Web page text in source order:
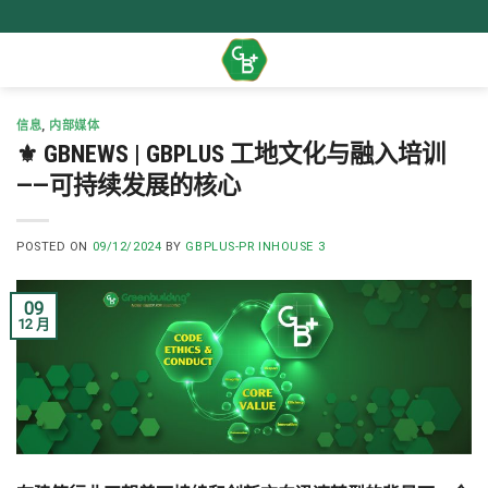
to
信息, 内部媒体
⚜️ GBNEWS | GBPLUS 工地文化与融入培训
——可持续发展的核心
POSTED ON 09/12/2024 BY GBPLUS-PR INHOUSE 3
09
12 月